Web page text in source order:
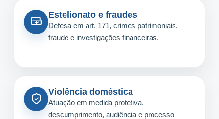
Estelionato e fraudes
Defesa em art. 171, crimes patrimoniais,
fraude e investigações financeiras.
Violência doméstica
Atuação em medida protetiva,
descumprimento, audiência e processo